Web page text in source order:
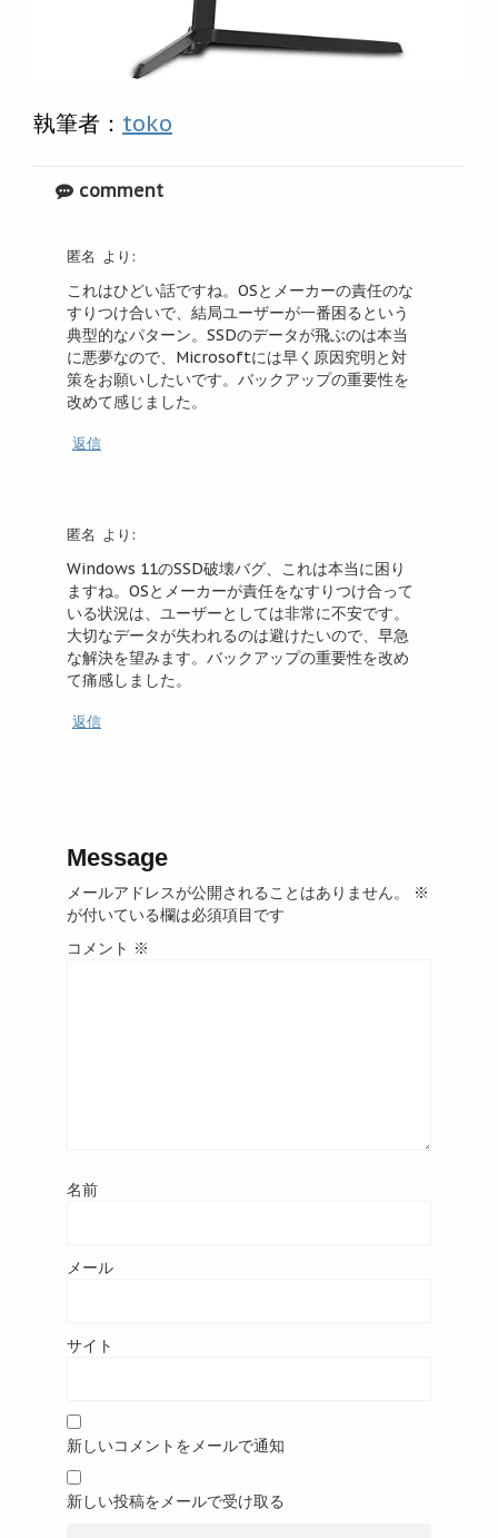
執筆者： toko
comment
匿名 より:
これはひどい話ですね。OSとメーカーの責任のな
すりつけ合いで、結局ユーザーが一番困るという
典型的なパターン。SSDのデータが飛ぶのは本当
に悪夢なので、Microsoftには早く原因究明と対
策をお願いしたいです。バックアップの重要性を
改めて感じました。
返信
匿名 より:
Windows 11のSSD破壊バグ、これは本当に困り
ますね。OSとメーカーが責任をなすりつけ合って
いる状況は、ユーザーとしては非常に不安です。
大切なデータが失われるのは避けたいので、早急
な解決を望みます。バックアップの重要性を改め
て痛感しました。
返信
Message
メールアドレスが公開されることはありません。
※
が付いている欄は必須項目です
コメント ※
名前
メール
サイト
新しいコメントをメールで通知
新しい投稿をメールで受け取る